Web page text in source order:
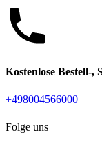
Kostenlose Bestell-,
+498004566000
Folge uns